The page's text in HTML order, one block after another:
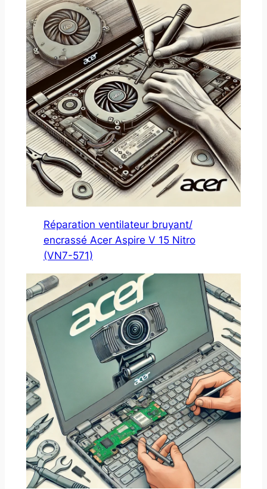
Réparation ventilateur bruyant/
encrassé Acer Aspire V 15 Nitro
(VN7-571)